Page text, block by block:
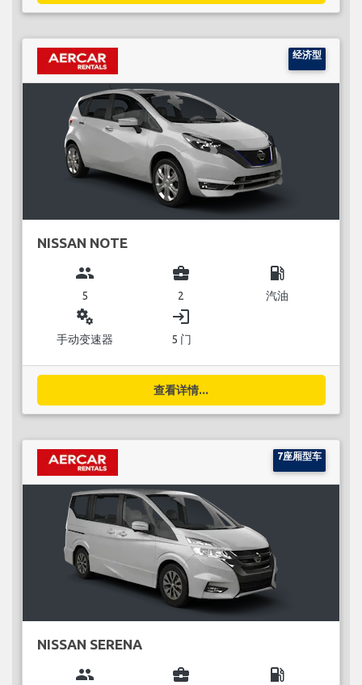
经济型
NISSAN NOTE
group
5
business_center
2
local_gas_station
汽油
miscellaneous_services
手动变速器
login
5 门
查看详情...
7座厢型车
NISSAN SERENA
group business_center local_gas_station